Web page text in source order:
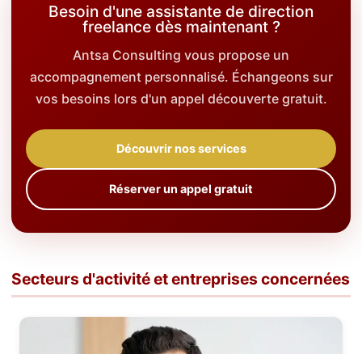
Besoin d'une assistante de direction
freelance dès maintenant ?
Antsa Consulting vous propose un
accompagnement personnalisé. Échangeons sur
vos besoins lors d'un appel découverte gratuit.
Découvrir nos services
Réserver un appel gratuit
Secteurs d'activité et entreprises concernées